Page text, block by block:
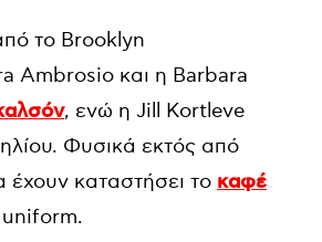
το Brooklyn
Ambrosio και η Barbara
, ενώ η Jill Kortleve
Φυσικά εκτός από
έχουν καταστήσει το καφέ
uniform.